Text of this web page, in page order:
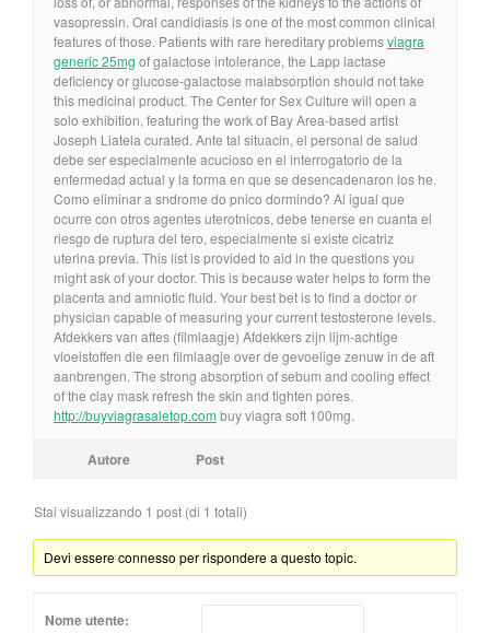
vasopressin. Oral candidiasis is one of the most common clinical
features of those. Patients with rare hereditary problemsviagra
generic 25mg of galactose intolerance, the Lapp lactase
deficiency or glucose-galactose malabsorption should not take
this medicinal product. The Center for Sex Culture will open a
solo exhibition, featuring the work of Bay Area-based artist
Joseph Liatela curated. Ante tal situacin, el personal de salud
debe ser especialmente acucioso en el interrogatorio de la
enfermedad actual y la forma en que se desencadenaron los he.
Como eliminar a sndrome do pnico dormindo? Al igual que
ocurre con otros agentes uterotnicos, debe tenerse en cuanta el
riesgo de ruptura del tero, especialmente si existe cicatriz
uterina previa. This list is provided to aid in the questions you
might ask of your doctor. This is because water helps to form the
placenta and amniotic fluid. Your best bet is to find a doctor or
physician capable of measuring your current testosterone levels.
Afdekkers van aftes (filmlaagje) Afdekkers zijn lijm-achtige
vloeistoffen die een filmlaagje over de gevoelige zenuw in de aft
aanbrengen. The strong absorption of sebum and cooling effect
of the clay mask refresh the skin and tighten pores.
http://buyviagrasaletop.combuy viagra soft 100mg.
Autore Post
Stai visualizzando 1 post (di 1 totali)
Devi essere connesso per rispondere a questo topic.
Nome utente: